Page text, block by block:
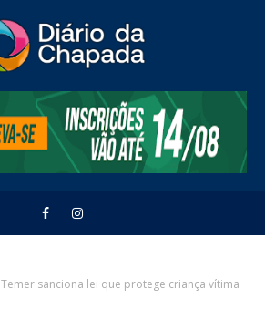
Temer sanciona lei que protege criança vítima